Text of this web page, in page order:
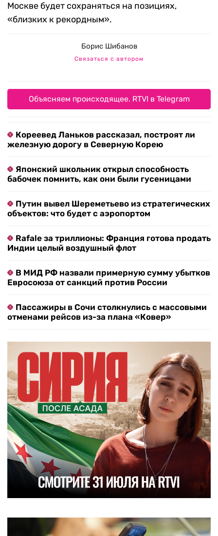
Москве будет сохраняться на позициях,
«близких к рекордным».
Борис Шибанов
Связаться с автором
Объясняем происходящее. RTVI в Telegram
Кореевед Ланьков рассказал, построят ли
железную дорогу в Северную Корею
Японский школьник открыл способность
бабочек помнить, как они были гусеницами
Путин вывел Шереметьево из стратегических
объектов: что будет с аэропортом
Rafale за триллионы: Франция готова продать
Индии целый воздушный флот
В МИД РФ назвали примерную сумму убытков
Евросоюза от санкций против России
Пассажиры в Сочи столкнулись с массовыми
отменами рейсов из-за плана «Ковер»